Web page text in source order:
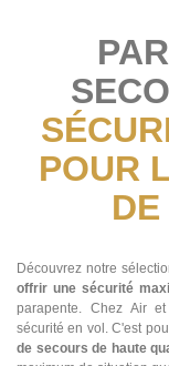
POUR
Découvrez notre
offrir une sécurité
parapente. Chez Air
sécurité en vol. C'est
de secours de haute